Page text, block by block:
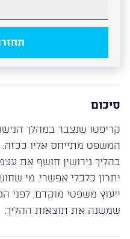
סיכום
קריפטו שנצבר במהלך
המשפט מתייחס אליו ככזה.
בהליך גירושין חושף את
יתרון כלכלי אפשרי. מי
ייעוץ משפטי מוקדם,
שמשנה את תוצאות ההליך.